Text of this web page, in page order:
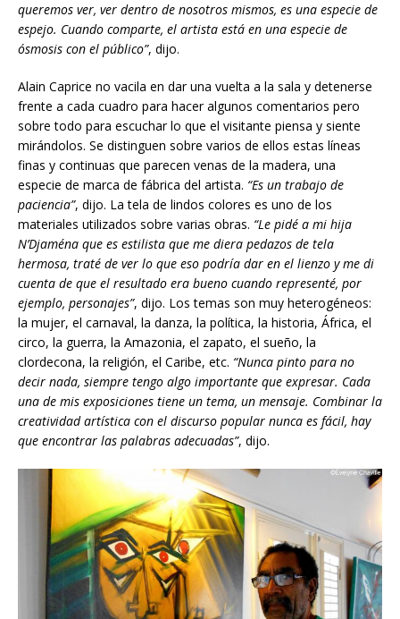
queremos ver, ver dentro de nosotros mismos, es una especie de
espejo. Cuando comparte, el artista está en una especie de
ósmosis con el público”, dijo.
Alain Caprice no vacila en dar una vuelta a la sala y detenerse
frente a cada cuadro para hacer algunos comentarios pero
sobre todo para escuchar lo que el visitante piensa y siente
mirándolos. Se distinguen sobre varios de ellos estas líneas
finas y continuas que parecen venas de la madera, una
especie de marca de fábrica del artista. “Es un trabajo de
paciencia”, dijo. La tela de lindos colores es uno de los
materiales utilizados sobre varias obras. “Le pidé a mi hija
N’Djaména que es estilista que me diera pedazos de tela
hermosa, traté de ver lo que eso podría dar en el lienzo y me di
cuenta de que el resultado era bueno cuando representé, por
ejemplo, personajes”, dijo. Los temas son muy heterogéneos:
la mujer, el carnaval, la danza, la política, la historia, África, el
circo, la guerra, la Amazonia, el zapato, el sueño, la
clordecona, la religión, el Caribe, etc. “Nunca pinto para no
decir nada, siempre tengo algo importante que expresar. Cada
una de mis exposiciones tiene un tema, un mensaje. Combinar la
creatividad artística con el discurso popular nunca es fácil, hay
que encontrar las palabras adecuadas”, dijo.